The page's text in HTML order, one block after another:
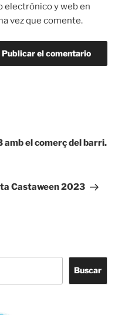
electrónico y web en
vez que comente.
el comerç del barri.
Castaween 2023
Buscar